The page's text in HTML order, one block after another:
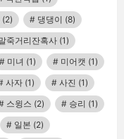
(2) 댕댕이 (8)
죽거리잔혹사 (1)
미녀 (1) 미어캣 (1)
사자 (1) 사진 (1)
스윙스 (2) 승리 (1)
일본 (2)